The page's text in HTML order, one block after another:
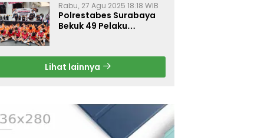
Rabu, 27 Agu 2025 18:18 WIB
Polrestabes Surabaya
Bekuk 49 Pelaku
Gratis
Lihat lainnya